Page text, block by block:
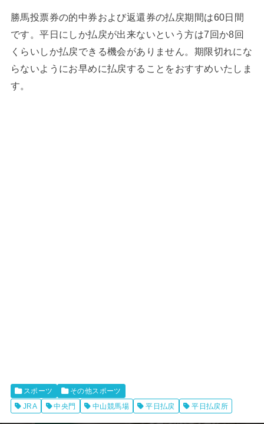
勝馬投票券の的中券および返還券の払戻期間は60日間
です。平日にしか払戻が出来ないという方は7回か8回
くらいしか払戻できる機会がありません。期限切れにな
らないようにお早めに払戻することをおすすめいたしま
す。
スポーツ
その他スポーツ
JRA
中央門 中山競馬場 平日払戻 平日払戻所